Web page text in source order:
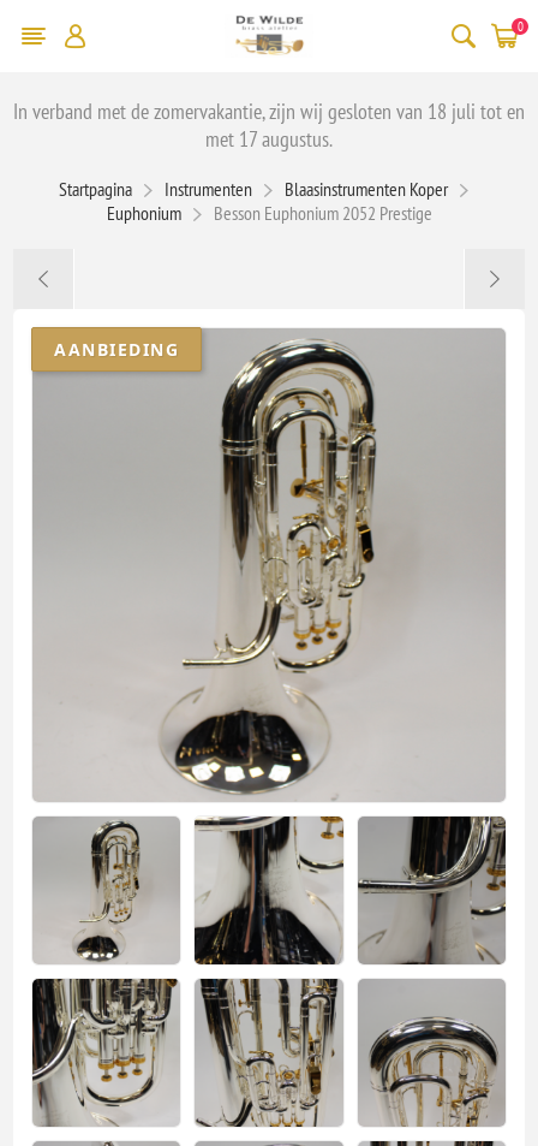
0
In verband met de zomervakantie, zijn wij gesloten van 18 juli tot en
met 17 augustus.
Startpagina Instrumenten
Blaasinstrumenten Koper
Euphonium
Besson Euphonium 2052 Prestige
AANBIEDING